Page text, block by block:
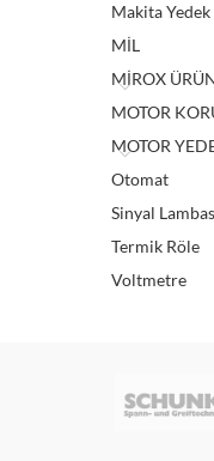
Makita
MİL
MİROX
MOTOR
MOTOR
Otomat
Sinyal
Termik Röle
Voltmetre